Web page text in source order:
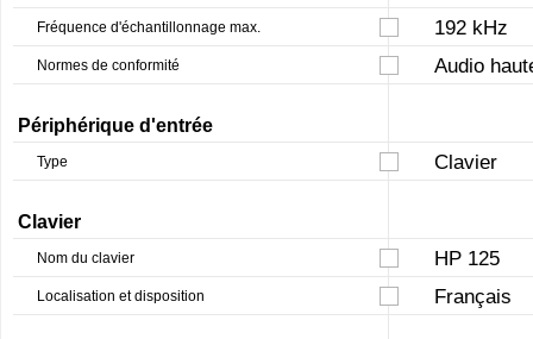
Fréquence d'échantillonnage max. 192 kHz
Normes de conformité Audio
Périphérique d'entrée
Type Clavier
Clavier
Nom du clavier HP 125
Localisation et disposition Français